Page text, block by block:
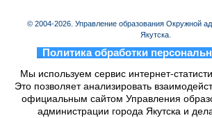
© 2004-2026. Управление образования Окружной
Якутска.
Политика обработки
Мы используем сервис интернет-
Это позволяет анализировать
официальным сайтом Управления
администрации города Якутска и